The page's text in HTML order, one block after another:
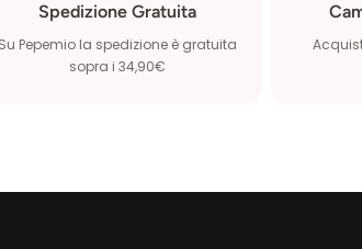
Spedizione Gratuita
Su Pepemio la spedizione è gratuita
sopra i 34,90€